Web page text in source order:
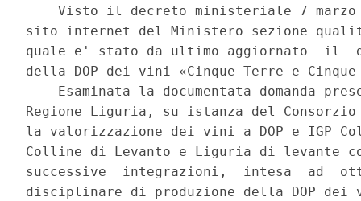
Visto il decreto ministeriale 7
sito internet del Ministero sezione
quale e' stato da ultimo aggiornato  il
della DOP dei vini «Cinque Terre e
Esaminata la documentata domanda
Regione Liguria, su istanza del
la valorizzazione dei vini a DOP e IGP
Colline di Levanto e Liguria di levante
successive  integrazioni,  intesa  ad
disciplinare di produzione della DOP dei